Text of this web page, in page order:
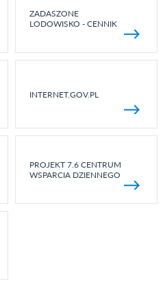
ZADASZONE
LODOWISKO - CENNIK
INTERNET.GOV.PL
PROJEKT 7.6 CENTRUM
WSPARCIA DZIENNEGO